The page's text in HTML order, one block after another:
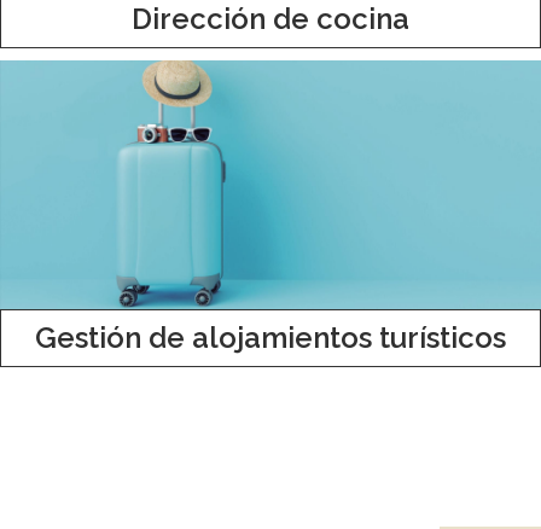
Dirección de cocina
Gestión de alojamientos turísticos